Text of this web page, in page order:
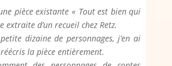
pièce existante « Tout est bien qui
extraite d’un recueil chez Retz.
petite dizaine de personnages, j’en ai
la pièce entièrement.